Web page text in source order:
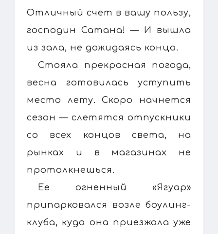
Отличный счет в вашу пользу,
господин Сатана! — И вышла
из зала, не дожидаясь конца.
Стояла прекрасная погода,
весна готовилась уступить
место лету. Скоро начнется
сезон — слетятся отпускники
со всех концов света, на
рынках и в магазинах не
протолкнешься.
Ее огненный «Ягуар»
припарковался возле боулинг-
клуба, куда она приезжала уже